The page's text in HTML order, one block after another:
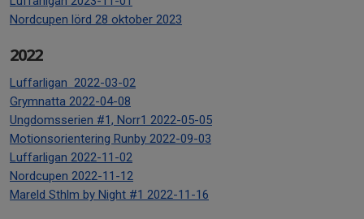
Nordcupen lörd 28 oktober 2023
2022
Luffarligan 2022-03-02
Grymnatta 2022-04-08
Ungdomsserien #1, Norr1 2022-05-05
Motionsorientering Runby 2022-09-03
Luffarligan 2022-11-02
Nordcupen 2022-11-12
Mareld Sthlm by Night #1 2022-11-16